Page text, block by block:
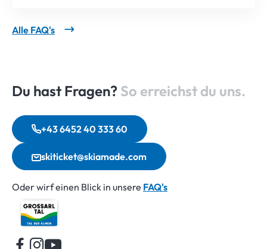
Alle FAQ's
Du hast Fragen? So erreichst du uns.
+43 6452 40 333 60
skiticket@skiamade.com
Oder wirf einen Blick in unsere FAQ's